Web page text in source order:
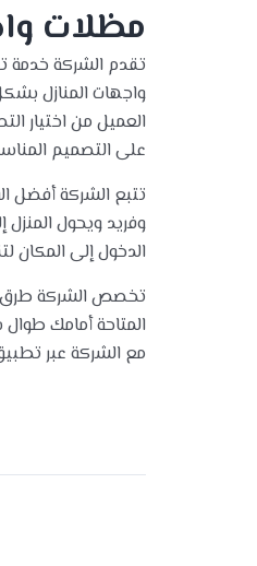
مظلات
تقدم الشركة خدمة
واجهات المنازل
العميل من اختيار
على التصميم
تتبع الشركة أفضل
وفريد ويحول
الدخول إلى المكان
تخصص الشركة طرق
المتاحة أمامك
مع الشركة عبر